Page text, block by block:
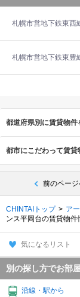
札幌市営地下鉄東西
札幌市営地下鉄東豊
都道府県別に賃貸物件
都市にこだわって賃貸
前のページ
CHINTAIトップ ア
ンス平岡台の賃貸物件
気になるリスト
別の探し方でお部
沿線・駅から